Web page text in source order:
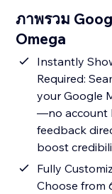
ภาพรวม
Omega
Instantly
Required:
your Google
—no account
feedback
boost
Fully
Choose from